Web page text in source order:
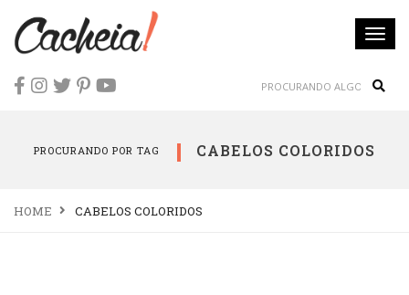
PROCURANDO POR TAG CABELOS COLORIDOS
HOME CABELOS COLORIDOS